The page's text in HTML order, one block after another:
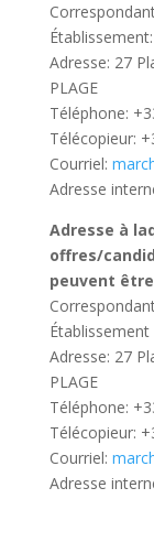
Adresse: 27
PLAGE
Téléphone:
Télécopieur:
Courriel:
Adresse
Adresse à
offres/
peuvent
Établissement
Adresse: 27
PLAGE
Téléphone:
Télécopieur:
Courriel:
Adresse